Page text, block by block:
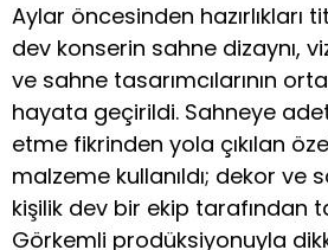
Aylar öncesinden hazırlıkları
dev konserin sahne dizaynı,
ve sahne tasarımcılarının
hayata geçirildi. Sahneye
etme fikrinden yola çıkılan
malzeme kullanıldı; dekor ve
kişilik dev bir ekip tarafından
Görkemli prodüksiyonuyla